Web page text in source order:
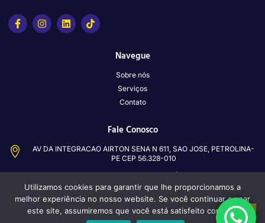
Navegue
Sobre nós
Serviços
Contato
Fale Conosco
AV DA INTEGRACAO AIRTON SENA N 611, SAO JOSE, PETROLINA-
PE CEP 56.328-010
(87) 3861-6551
(87) 98816-0812
Utilizamos cookies para garantir que lhe proporcionamos a
melhor experiência no nosso website. Se você continuar a usar
este site, assumiremos que você está satisfeito com ele.